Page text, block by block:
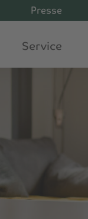
Service
Presse